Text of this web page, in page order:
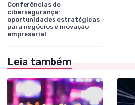
Conferências de
cibersegurança:
oportunidades estratégicas
para negócios e inovação
empresarial
Leia também